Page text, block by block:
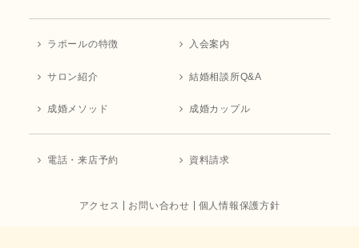
ラポールの特徴 入会案内
サロン紹介 結婚相談所Q&A
成婚メソッド 成婚カップル
電話・来店予約 資料請求
アクセス お問い合わせ 個人情報保護方針